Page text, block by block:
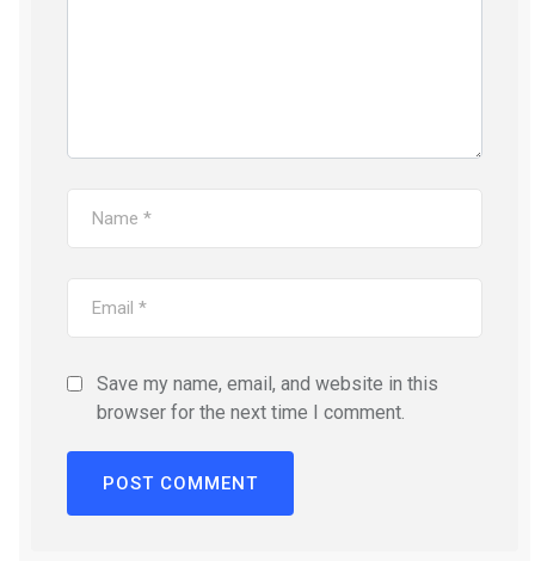
Save my name, email, and website in this
browser for the next time I comment.